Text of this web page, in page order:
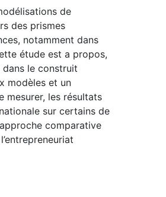
de
des prismes
notamment dans
étude est a propos,
le construit
modèles et un
mesurer, les résultats
sur certains de
comparative